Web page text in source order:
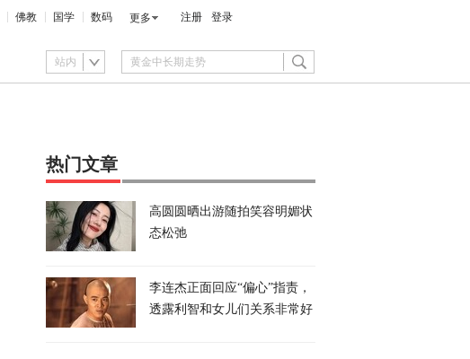
佛教 国学 数码 更多 注册 登录
站内
热门文章
高圆圆晒出游随拍笑容明媚状
态松弛
李连杰正面回应“偏心”指责，
透露利智和女儿们关系非常好